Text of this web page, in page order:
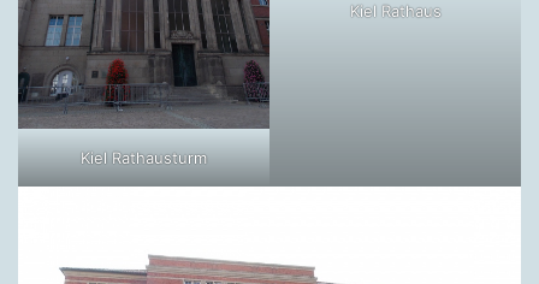
Kiel Rathausturm
Kiel Rathaus